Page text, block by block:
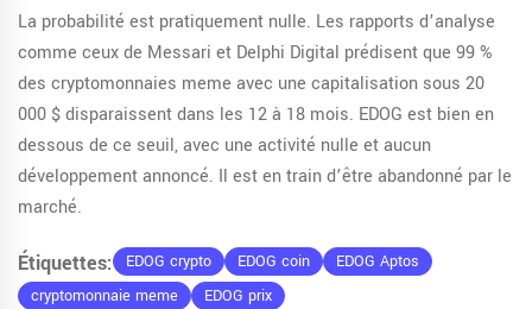
La probabilité est pratiquement nulle. Les rapports d’analyse
comme ceux de Messari et Delphi Digital prédisent que 99 %
des cryptomonnaies meme avec une capitalisation sous 20
000 $ disparaissent dans les 12 à 18 mois. EDOG est bien en
dessous de ce seuil, avec une activité nulle et aucun
développement annoncé. Il est en train d’être abandonné par le
marché.
Étiquettes: EDOG crypto EDOG coin
EDOG Aptos
cryptomonnaie meme
EDOG prix